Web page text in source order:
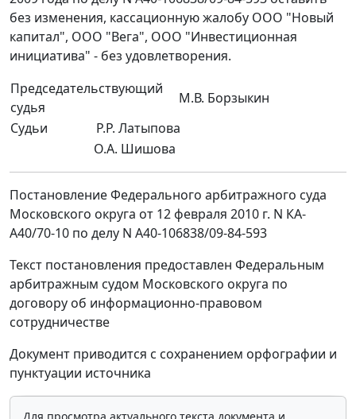
без изменения, кассационную жалобу ООО "Новый
капитал", ООО "Вега", ООО "Инвестиционная
инициатива" - без удовлетворения.
Председательствующий
судья
М.В. Борзыкин
Судьи
Р.Р. Латыпова
О.А. Шишова
Постановление Федерального арбитражного суда
Московского округа от 12 февраля 2010 г. N КА-
А40/70-10 по делу N А40-106838/09-84-593
Текст постановления предоставлен Федеральным
арбитражным судом Московского округа по
договору об информационно-правовом
сотрудничестве
Документ приводится с сохранением орфографии и
пунктуации источника